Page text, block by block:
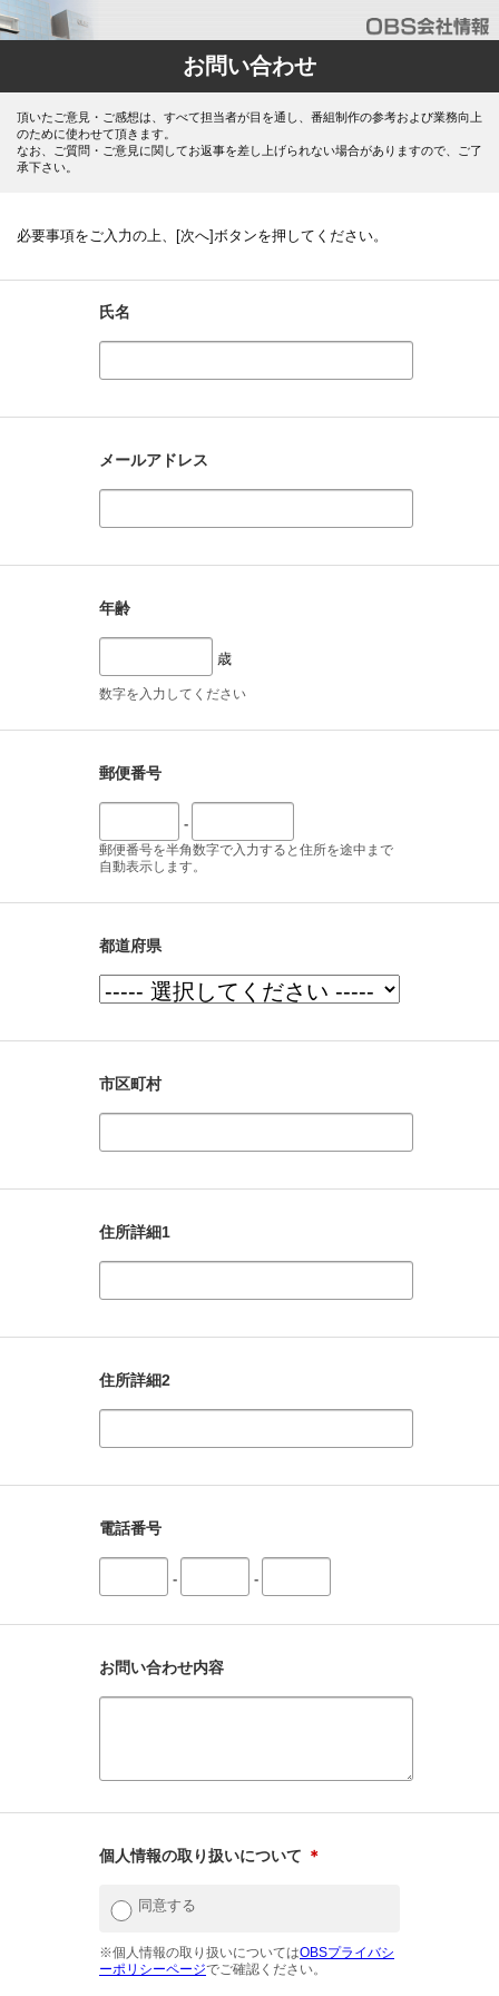
お問い合わせ
頂いたご意見・ご感想は、すべて担当者が目を通し、番組制作の参考および業務向上
のために使わせて頂きます。
なお、ご質問・ご意見に関してお返事を差し上げられない場合がありますので、ご了
承下さい。
必要事項をご入力の上、[次へ]ボタンを押してください。
氏名
メールアドレス
年齢
歳
数字を入力してください
郵便番号
-
郵便番号を半角数字で入力すると住所を途中まで
自動表示します。
都道府県
市区町村
住所詳細1
住所詳細2
電話番号
- -
お問い合わせ内容
個人情報の取り扱いについて ＊
同意する
※個人情報の取り扱いについてはOBSプライバシ
ーポリシーページでご確認ください。